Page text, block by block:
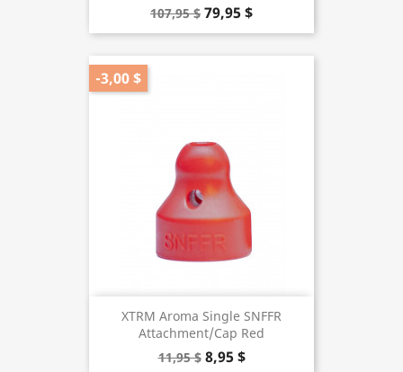
107,95 $ 79,95 $
XTRM Aroma Single SNFFR
Attachment/Cap Red
11,95 $ 8,95 $
-3,00 $